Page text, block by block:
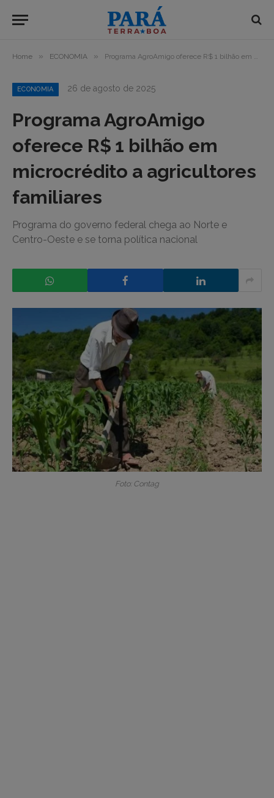
Home » ECONOMIA » Programa AgroAmigo oferece R$ 1 bilhão em microcrédito a agricultores familiares
ECONOMIA 26 de agosto de 2025
Programa AgroAmigo
oferece R$ 1 bilhão em
microcrédito a agricultores
familiares
Programa do governo federal chega ao Norte e
Centro-Oeste e se torna política nacional
Foto: Contag